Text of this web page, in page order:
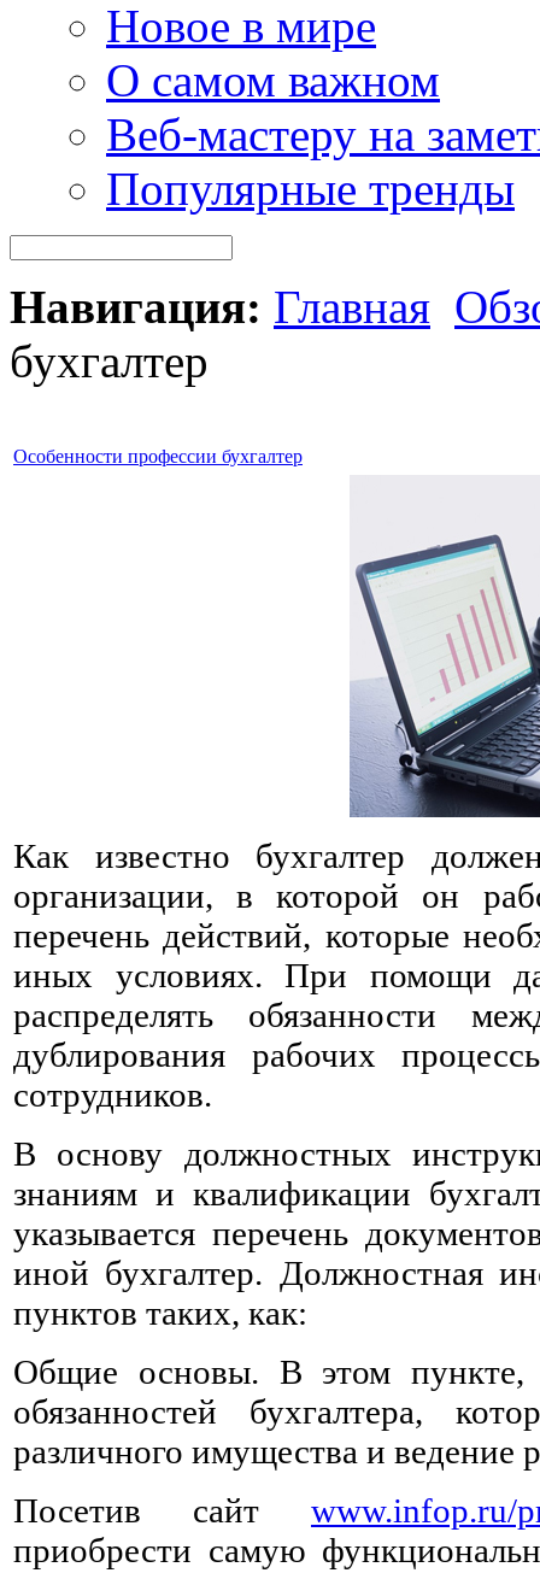
Новое в мире
О самом важном
Веб-мастеру на
Популярные тренды
Навигация: Главная
бухгалтер
Особенности профессии бухгалтер
Как известно бухгалтер
организации, в которой он
перечень действий, которые
иных условиях. При помощи
распределять обязанности
дублирования рабочих
сотрудников.
В основу должностных
знаниям и квалификации
указывается перечень
иной бухгалтер. Должностная
пунктов таких, как:
Общие основы. В этом пункте,
обязанностей бухгалтера,
различного имущества и ведение
Посетив сайт www.infop.ru/
приобрести самую